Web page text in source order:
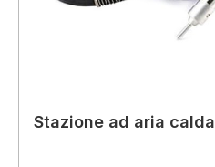
Stazione ad aria calda